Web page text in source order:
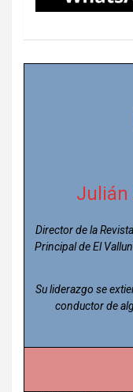
Julián
Director de la
Principal de El
Su liderazgo se
conductor de